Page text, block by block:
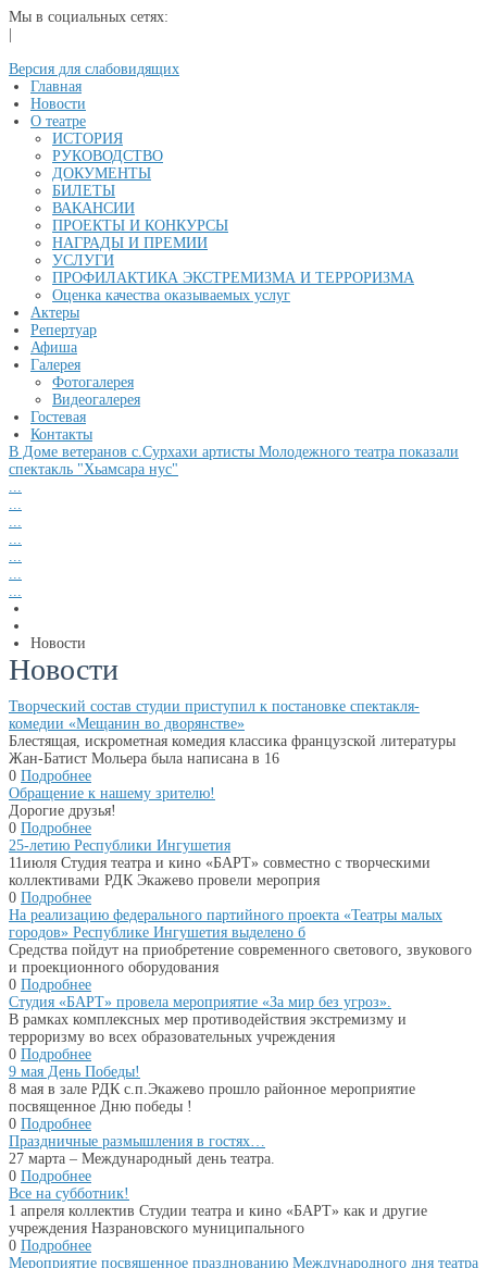
Мы в социальных сетях:
Версия для слабовидящих
Главная
Новости
О театре
ИСТОРИЯ
РУКОВОДСТВО
ДОКУМЕНТЫ
БИЛЕТЫ
ВАКАНСИИ
ПРОЕКТЫ И КОНКУРСЫ
НАГРАДЫ И ПРЕМИИ
УСЛУГИ
ПРОФИЛАКТИКА ЭКСТРЕМИЗМА И ТЕРРОРИЗМА
Оценка качества оказываемых услуг
Актеры
Репертуар
Афиша
Галерея
Фотогалерея
Видеогалерея
Гостевая
Контакты
В Доме ветеранов с.Сурхахи артисты Молодежного театра показали
спектакль "Хьамсара нус"
...
...
...
...
...
...
...
Новости
Новости
Творческий состав студии приступил к постановке спектакля-
комедии «Мещанин во дворянстве»
Блестящая, искрометная комедия классика французской литературы
Жан-Батист Мольера была написана в 16
0 Подробнее
Обращение к нашему зрителю!
Дорогие друзья!
0 Подробнее
25-летию Республики Ингушетия
11июля Студия театра и кино «БАРТ» совместно с творческими
коллективами РДК Экажево провели мероприя
0 Подробнее
На реализацию федерального партийного проекта «Театры малых
городов» Республике Ингушетия выделено б
Средства пойдут на приобретение современного светового, звукового
и проекционного оборудования
0 Подробнее
Студия «БАРТ» провела мероприятие «За мир без угроз».
В рамках комплексных мер противодействия экстремизму и
терроризму во всех образовательных учреждения
0 Подробнее
9 мая День Победы!
8 мая в зале РДК с.п.Экажево прошло районное мероприятие
посвященное Дню победы !
0 Подробнее
Праздничные размышления в гостях…
27 марта – Международный день театра.
0 Подробнее
Все на субботник!
1 апреля коллектив Студии театра и кино «БАРТ» как и другие
учреждения Назрановского муниципального
0 Подробнее
Мероприятие посвященное празднованию Международного дня театра